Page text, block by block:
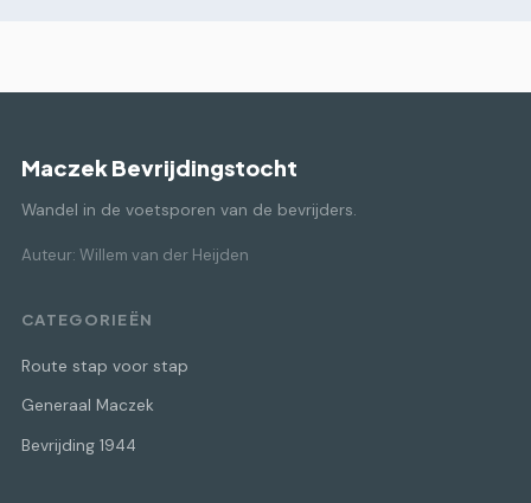
Maczek Bevrijdingstocht
Wandel in de voetsporen van de bevrijders.
Auteur: Willem van der Heijden
CATEGORIEËN
Route stap voor stap
Generaal Maczek
Bevrijding 1944